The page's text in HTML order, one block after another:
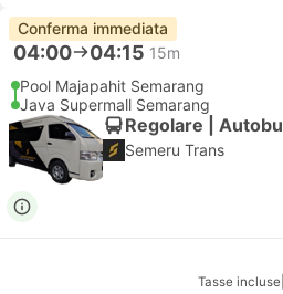
Conferma immediata
04:00 04:15 15m
Pool Majapahit Semarang
Java Supermall Semarang
Regolare |
Semeru Trans
Tasse incluse